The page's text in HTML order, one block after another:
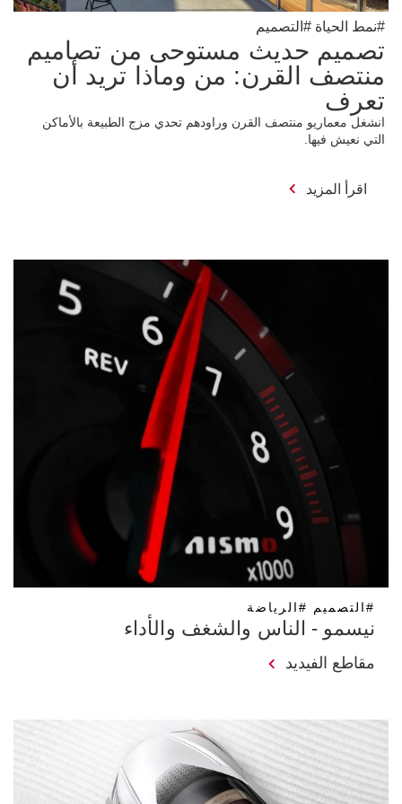
تصميم حديث مستوحى من تصاميم
منتصف القرن: من وماذا تريد أن
تعرف
#نمط الحياة #التصميم
انشغل معماريو منتصف القرن وراودهم تحدي مزج الطبيعة بالأماكن
التي نعيش فيها.
اقرأ المزيد
نيسمو - الناس والشغف والأداء
#التصميم #الرياضة
مقاطع الفيديد